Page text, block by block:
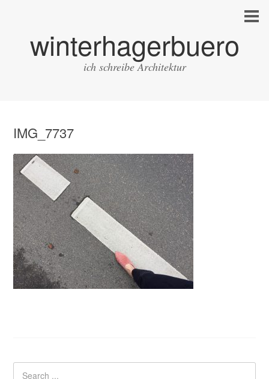
winterhagerbuero
ich schreibe Architektur
IMG_7737